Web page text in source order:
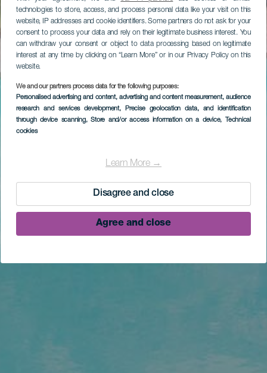
technologies to store, access, and process personal data like your visit on this
website, IP addresses and cookie identifiers. Some partners do not ask for your
consent to process your data and rely on their legitimate business interest. You
can withdraw your consent or object to data processing based on legitimate
interest at any time by clicking on “Learn More” or in our Privacy Policy on this
website.
We and our partners process data for the following purposes:
Personalised advertising and content, advertising and content measurement, audience
research and services development, Precise geolocation data, and identification
through device scanning, Store and/or access information on a device, Technical
cookies
Learn More →
Disagree and close
Agree and close